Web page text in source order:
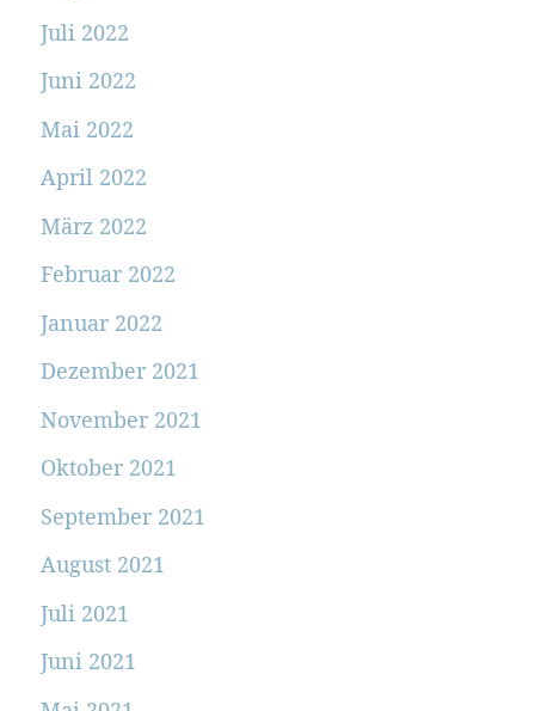
Juli 2022
Juni 2022
Mai 2022
April 2022
März 2022
Februar 2022
Januar 2022
Dezember 2021
November 2021
Oktober 2021
September 2021
August 2021
Juli 2021
Juni 2021